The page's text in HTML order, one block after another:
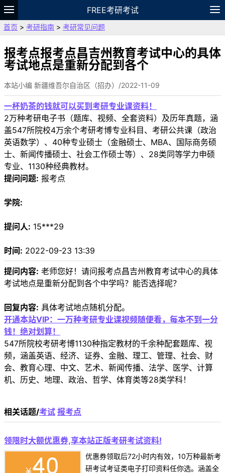
FREE考研考试
题库
故事 专题 APP
VIP
资料
首页 > 考研指南 > 考研常见问题
报考点报考点昌吉州教育考试中心的具体
考试地点是重新分配到各个
本站小编 新疆维吾尔自治区（招办）/2022-11-09
一杯奶茶的钱就可以买到考研专业课资料！
2万种考研电子书（题库、视频、全套资料）及历年真题，涵
盖547所院校4万余个考研考博专业科目、考研公共课（政治
英语数学）、40种专业硕士（金融硕士、MBA、国际商务硕
士、新闻传播硕士、社会工作硕士等）、28类同等学力申硕
专业、1130种经典教材。
提问问题: 报考点
学院:
提问人: 15***29
时间: 2022-09-23 13:39
提问内容: 老师您好！请问报考点昌吉州教育考试中心的具体
考试地点是重新分配到各个中学吗？能否选择呢？
回复内容: 具体考试地点随机分配。
开通本站VIP：一万种考研专业课视频随便看，每本不到一分
钱！绝对划算！
547所院校考研考博1130种指定教材的千余种配套题库、视
频，涵盖英语、经济、证券、金融、理工、管理、社会、财
会、教育心理、中文、艺术、新闻传播、法学、医学、计算
机、历史、地理、政治、哲学、体育类等28类学科！
相关话题/考试 报考点
领限时大额优惠券,享本站正版考研考试资料!
优惠券领取后72小时内有效，10万种最新考
研考试考证类电子打印资料任你选。涵盖全